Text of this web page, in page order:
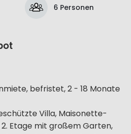
6 Personen
befristet, 2 - 18 Monate
Villa, Maisonette-
2. Etage mit großem Garten,